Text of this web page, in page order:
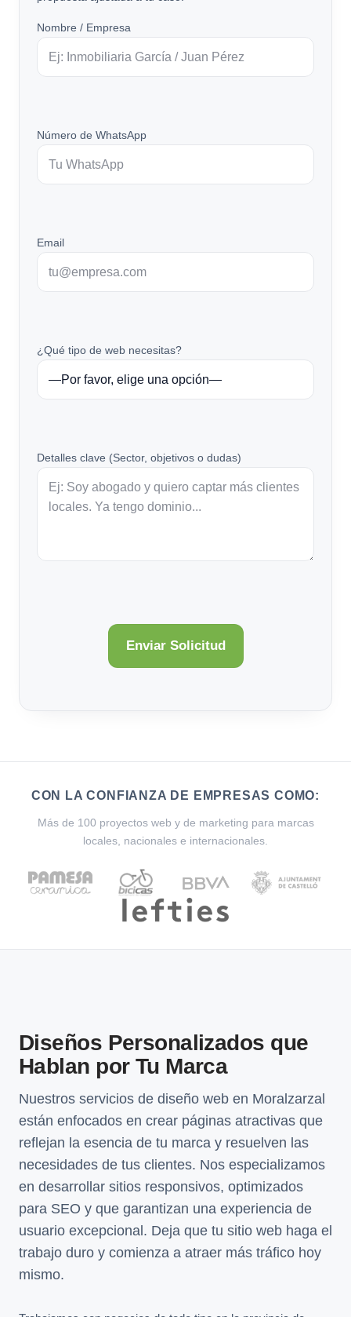
Nombre / Empresa
Número de WhatsApp
Email
¿Qué tipo de web necesitas?
Detalles clave (Sector, objetivos o dudas)
CON LA CONFIANZA DE EMPRESAS COMO:
Más de 100 proyectos web y de marketing para marcas
locales, nacionales e internacionales.
Diseños Personalizados que
Hablan por Tu Marca
Nuestros servicios de diseño web en Moralzarzal
están enfocados en crear páginas atractivas que
reflejan la esencia de tu marca y resuelven las
necesidades de tus clientes. Nos especializamos
en desarrollar sitios responsivos, optimizados
para SEO y que garantizan una experiencia de
usuario excepcional. Deja que tu sitio web haga el
trabajo duro y comienza a atraer más tráfico hoy
mismo.